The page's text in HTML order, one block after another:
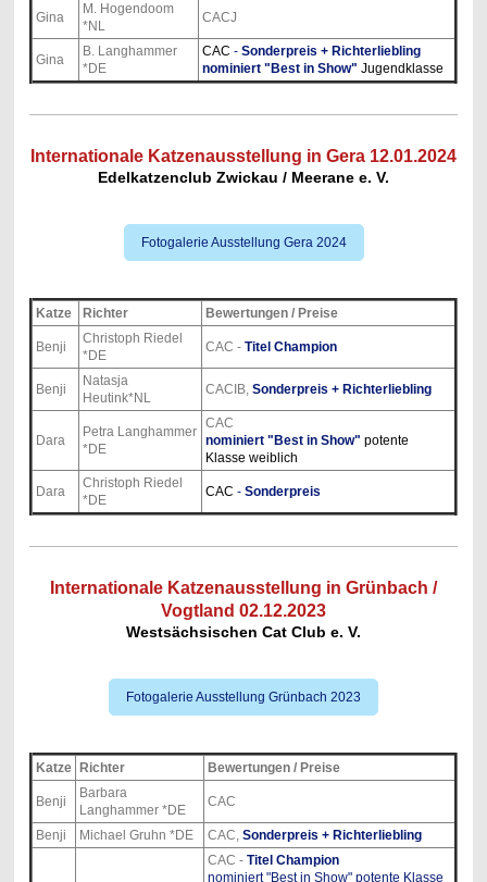
Gina
M. Hogendoom
*NL
CACJ
Gina
B. Langhammer
*DE
CAC - Sonderpreis + Richterliebling
nominiert "Best in Show" Jugendklasse
Internationale Katzenausstellung in Gera 12.01.2024
Edelkatzenclub Zwickau / Meerane e. V.
Fotogalerie Ausstellung Gera 2024
Katze Richter Bewertungen / Preise
Benji
Christoph Riedel
*DE
CAC - Titel Champion
Benji
Natasja
Heutink*NL
CACIB, Sonderpreis + Richterliebling
Dara
Petra Langhammer
*DE
CAC
nominiert "Best in Show" potente
Klasse weiblich
Dara
Christoph Riedel
*DE
CAC - Sonderpreis
Internationale Katzenausstellung in Grünbach /
Vogtland 02.12.2023
Westsächsischen Cat Club e. V.
Fotogalerie Ausstellung Grünbach 2023
Katze Richter Bewertungen / Preise
Benji
Barbara
Langhammer *DE
CAC
Benji Michael Gruhn *DE CAC, Sonderpreis + Richterliebling
CAC - Titel Champion
nominiert "Best in Show" potente Klasse